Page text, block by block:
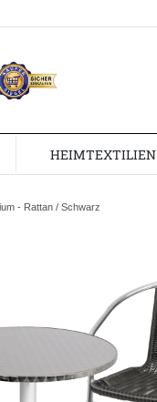
HEIMTEXTILIEN
- Rattan / Schwarz